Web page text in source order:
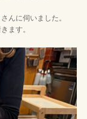
んに伺いました。
ます。